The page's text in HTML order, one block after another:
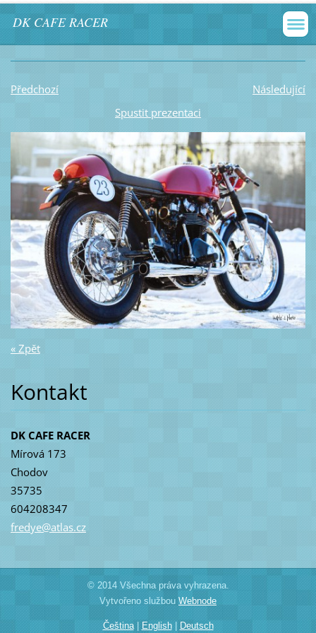
DK CAFE RACER
Předchozí
Následující
Spustit prezentaci
« Zpět
Kontakt
DK CAFE RACER
Mírová 173
Chodov
35735
604208347
fredye@atlas.cz
© 2014 Všechna práva vyhrazena.
Vytvořeno službou Webnode
Čeština| English| Deutsch